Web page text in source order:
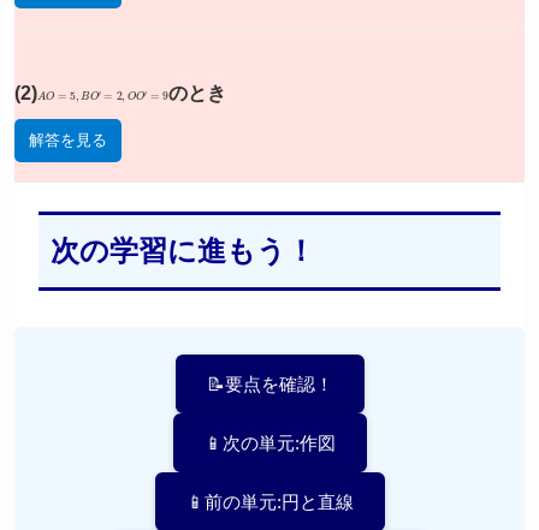
(2) AO ,B O′= OO′=9 のとき
解答を見る
次の学習に進もう！
📝要点を確認！
📱次の単元:作図
📱前の単元:円と直線